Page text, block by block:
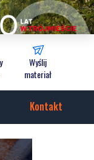
Wyślij
materiał
Kontakt